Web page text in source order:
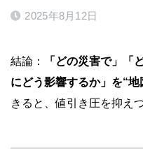
2025年8月12日
結論：
「どの災害で」「
にどう影響するか」を“
きると、値引き圧を抑え